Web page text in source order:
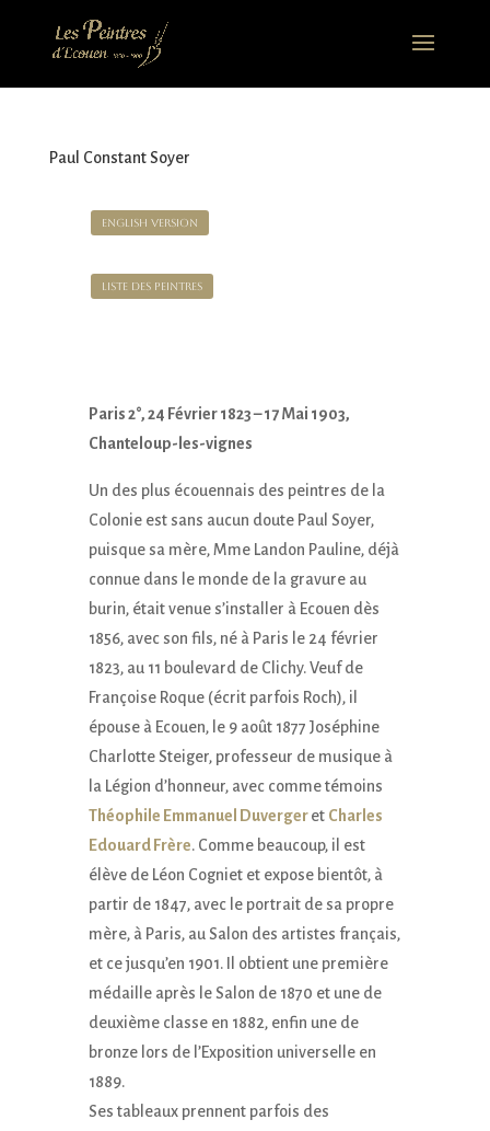
Paul Constant Soyer
English version
Liste des Peintres
Paris 2°, 24 Février 1823 – 17 Mai 1903,
Chanteloup-les-vignes
Un des plus écouennais des peintres de la
Colonie est sans aucun doute Paul Soyer,
puisque sa mère, Mme Landon Pauline, déjà
connue dans le monde de la gravure au
burin, était venue s’installer à Ecouen dès
1856, avec son fils, né à Paris le 24 février
1823, au 11 boulevard de Clichy. Veuf de
Françoise Roque (écrit parfois Roch), il
épouse à Ecouen, le 9 août 1877 Joséphine
Charlotte Steiger, professeur de musique à
la Légion d’honneur, avec comme témoins
Théophile Emmanuel Duverger et Charles
Edouard Frère. Comme beaucoup, il est
élève de Léon Cogniet et expose bientôt, à
partir de 1847, avec le portrait de sa propre
mère, à Paris, au Salon des artistes français,
et ce jusqu’en 1901. Il obtient une première
médaille après le Salon de 1870 et une de
deuxième classe en 1882, enfin une de
bronze lors de l’Exposition universelle en
1889.
Ses tableaux prennent parfois des